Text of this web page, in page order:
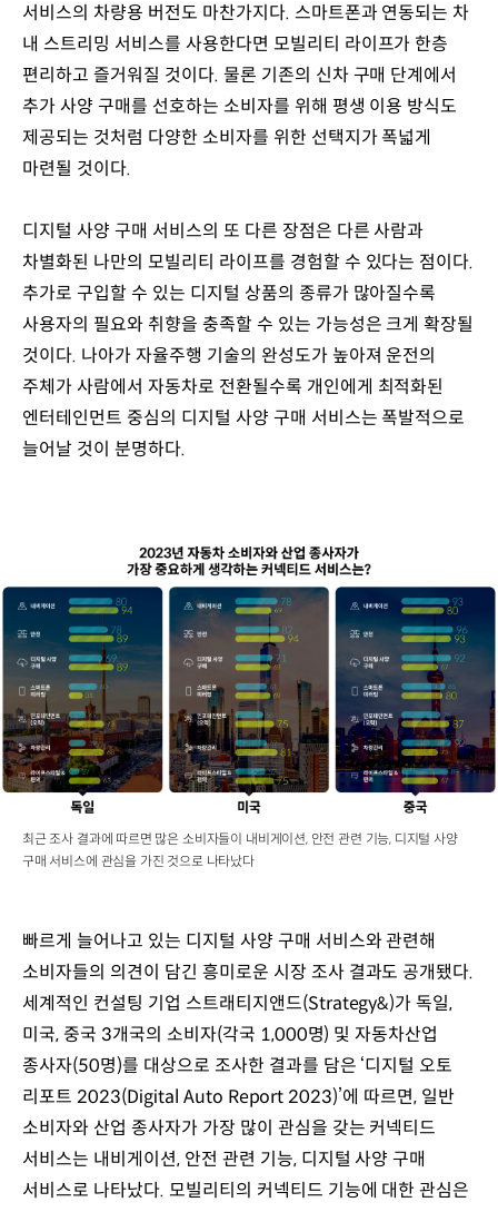
서비스의 차량용 버전도 마찬가지다. 스마트폰과 연동되는 차
내 스트리밍 서비스를 사용한다면 모빌리티 라이프가 한층
편리하고 즐거워질 것이다. 물론 기존의 신차 구매 단계에서
추가 사양 구매를 선호하는 소비자를 위해 평생 이용 방식도
제공되는 것처럼 다양한 소비자를 위한 선택지가 폭넓게
마련될 것이다.
디지털 사양 구매 서비스의 또 다른 장점은 다른 사람과
차별화된 나만의 모빌리티 라이프를 경험할 수 있다는 점이다.
추가로 구입할 수 있는 디지털 상품의 종류가 많아질수록
사용자의 필요와 취향을 충족할 수 있는 가능성은 크게 확장될
것이다. 나아가 자율주행 기술의 완성도가 높아져 운전의
주체가 사람에서 자동차로 전환될수록 개인에게 최적화된
엔터테인먼트 중심의 디지털 사양 구매 서비스는 폭발적으로
늘어날 것이 분명하다.
최근 조사 결과에 따르면 많은 소비자들이 내비게이션, 안전 관련 기능, 디지털 사양
구매 서비스에 관심을 가진 것으로 나타났다
빠르게 늘어나고 있는 디지털 사양 구매 서비스와 관련해
소비자들의 의견이 담긴 흥미로운 시장 조사 결과도 공개됐다.
세계적인 컨설팅 기업 스트래티지앤드(Strategy&)가 독일,
미국, 중국 3개국의 소비자(각국 1,000명) 및 자동차산업
종사자(50명)를 대상으로 조사한 결과를 담은 ‘디지털 오토
리포트 2023(Digital Auto Report 2023)’에 따르면, 일반
소비자와 산업 종사자가 가장 많이 관심을 갖는 커넥티드
서비스는 내비게이션, 안전 관련 기능, 디지털 사양 구매
서비스로 나타났다. 모빌리티의 커넥티드 기능에 대한 관심은